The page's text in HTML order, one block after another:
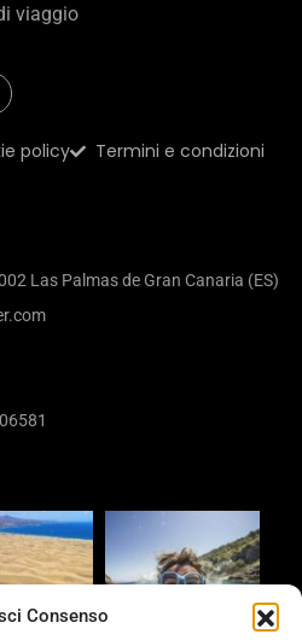
Consenso
viaggio
policy Termini e condizioni
Las Palmas de Gran Canaria (ES)